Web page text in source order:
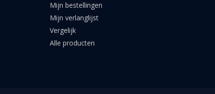
Mijn bestellingen
Mijn verlanglijst
Vergelijk
Alle producten